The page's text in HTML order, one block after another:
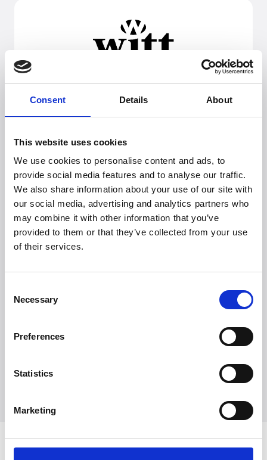
Consent Details About
This website uses cookies
We use cookies to personalise content and ads, to
provide social media features and to analyse our traffic.
We also share information about your use of our site with
our social media, advertising and analytics partners who
may combine it with other information that you’ve
provided to them or that they’ve collected from your use
of their services.
Selection
Necessary
Preferences
Statistics
Marketing
Tutustu Witt